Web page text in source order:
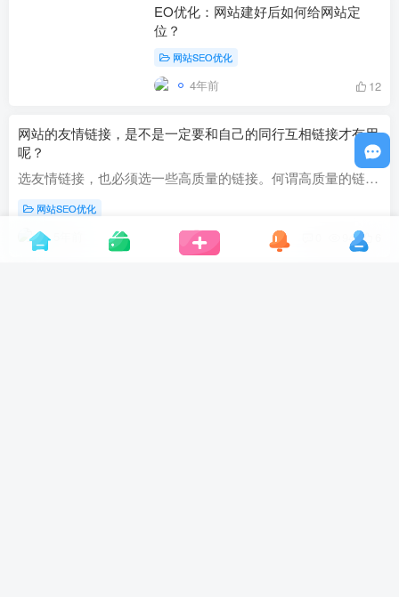
EO优化：网站建好后如何给网站定
位？
网站SEO优化
4年前 12
网站的友情链接，是不是一定要和自己的同行互相链接才有用
呢？
选友情链接，也必须选一些高质量的链接。何谓高质量的链接呢？笔者通过总结许多站长的看法之后，得出这样的结论：如果网页A拥有高PR值，且链出页面比较少，那么如果从A页面得到链接的话，A页面...
网站SEO优化
94